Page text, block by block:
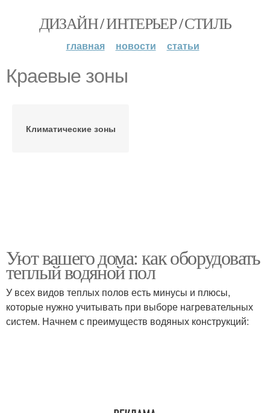
ДИЗАЙН / ИНТЕРЬЕР / СТИЛЬ
главная новости статьи
Краевые зоны
Климатические зоны
Уют вашего дома: как оборудовать
теплый водяной пол
У всех видов теплых полов есть минусы и плюсы,
которые нужно учитывать при выборе нагревательных
систем. Начнем с преимуществ водяных конструкций: